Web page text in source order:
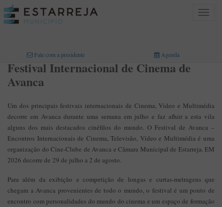
Toggle
Fale com a presidente Agenda
Festival Internacional de Cinema de
Avanca
Um dos principais festivais internacionais de Cinema, Vídeo e Multimédia
decorre em Avanca durante uma semana em julho e faz afluir a esta vila
alguns dos mais destacados cinéfilos do mundo. O Festival de Avanca –
Encontros Internacionais de Cinema, Televisão, Vídeo e Multimédia é uma
organização do Cine-Clube de Avanca e Câmara Municipal de Estarreja. EM
2026 decorre de 29 de julho a 2 de agosto.
Para além da exibição e competição de longas e curtas-metragens que
chegam a Avanca provenientes de todo o mundo, o festival é um ponto de
encontro com personalidades do mundo do cinema e um espaço de formação